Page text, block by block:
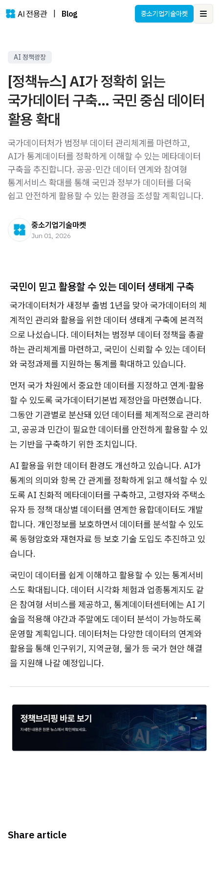
Blog 중소기업기술마켓
AI 정책광장
[정책뉴스] AI가 정확히 읽는
국가데이터 구축… 국민 중심 데이터
활용 확대
국가데이터처가 범정부 데이터 관리체계를 마련하고,
AI가 통계데이터를 정확하게 이해할 수 있는 메타데이터
구축을 추진합니다. 공공·민간 데이터 연계와 참여형
통계서비스 확대를 통해 국민과 정부가 데이터를 더욱
쉽고 안전하게 활용할 수 있는 환경을 조성할 계획입니다.
중소기업기술마켓
Jun 01, 2026
국민이 믿고 활용할 수 있는 데이터 생태계 구축
국가데이터처가 새정부 출범 1년을 맞아 국가데이터의 체
계적인 관리와 활용을 위한 데이터 생태계 구축에 본격적
으로 나섰습니다. 데이터처는 범정부 데이터 정책을 총괄
하는 관리체계를 마련하고, 국민이 신뢰할 수 있는 데이터
와 국정과제를 지원하는 통계를 확대하고 있습니다.
먼저 국가 차원에서 중요한 데이터를 지정하고 연계·활용
할 수 있도록 국가데이터기본법 제정안을 마련했습니다.
그동안 기관별로 분산돼 있던 데이터를 체계적으로 관리하
고, 공공과 민간이 필요한 데이터를 안전하게 활용할 수 있
는 기반을 구축하기 위한 조치입니다.
AI 활용을 위한 데이터 환경도 개선하고 있습니다. AI가
통계의 의미와 항목 간 관계를 정확하게 읽고 해석할 수 있
도록 AI 친화적 메타데이터를 구축하고, 고령자와 주택소
유자 등 정책 대상별 데이터를 연계한 융합데이터도 개발
합니다. 개인정보를 보호하면서 데이터를 분석할 수 있도
록 동형암호와 재현자료 등 보호 기술 도입도 추진하고 있
습니다.
국민이 데이터를 쉽게 이해하고 활용할 수 있는 통계서비
스도 확대됩니다. 데이터 시각화 체험과 업종통계지도 같
은 참여형 서비스를 제공하고, 통계데이터센터에는 AI 기
술을 적용해 야간과 주말에도 데이터 분석이 가능하도록
운영할 계획입니다. 데이터처는 다양한 데이터의 연계와
활용을 통해 인구위기, 지역균형, 물가 등 국가 현안 해결
을 지원해 나갈 예정입니다.
Share article